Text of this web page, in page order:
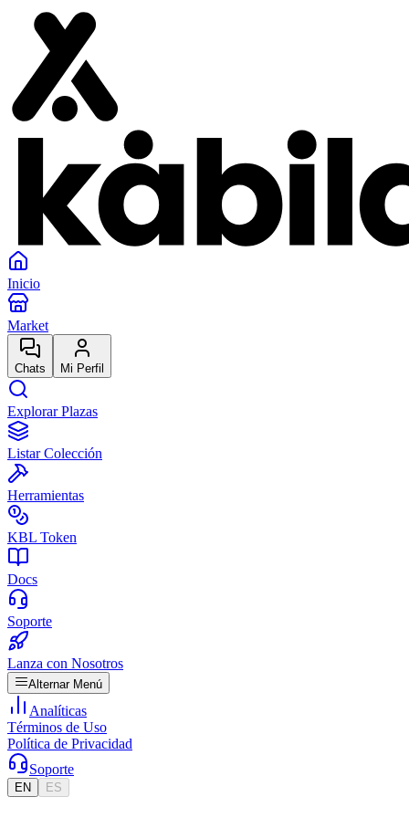
Inicio
Market
Chats Mi Perfil
Explorar Plazas
Listar Colección
Herramientas
KBL Token
Docs
Soporte
Lanza con Nosotros
Alternar Menú
Analíticas
Términos de Uso
Política de Privacidad
Soporte
EN ES